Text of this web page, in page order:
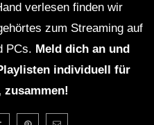
verlesen finden wir
zum Streaming auf
PCs. Meld dich an und
individuell für